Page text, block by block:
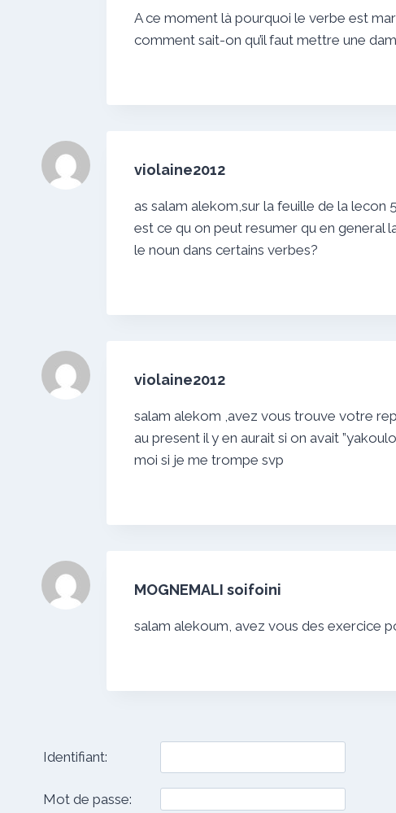
A ce moment là pourquoi le verbe est
comment sait-on qu’il faut mettre une
violaine2012
as salam alekom,sur la feuille de la lecon
est ce qu on peut resumer qu en general
le noun dans certains verbes?
violaine2012
salam alekom ,avez vous trouve votre
au present il y en aurait si on avait
moi si je me trompe svp
MOGNEMALI soifoini
salam alekoum, avez vous des exercice
Identifiant:
Mot de passe: